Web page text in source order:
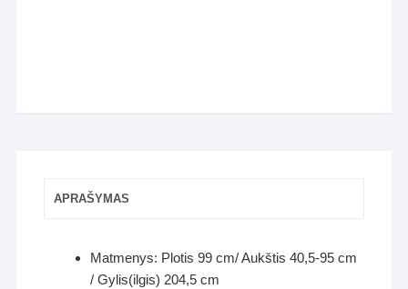
APRAŠYMAS
Matmenys: Plotis 99 cm/ Aukštis 40,5-95 cm
/ Gylis(ilgis) 204,5 cm